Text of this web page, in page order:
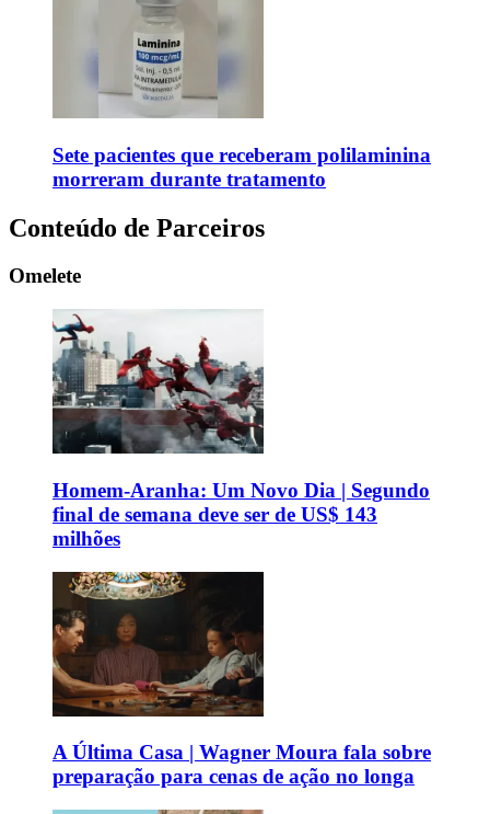
Sete pacientes que receberam polilaminina
morreram durante tratamento
Conteúdo de Parceiros
Omelete
Homem-Aranha: Um Novo Dia | Segundo
final de semana deve ser de US$ 143
milhões
A Última Casa | Wagner Moura fala sobre
preparação para cenas de ação no longa